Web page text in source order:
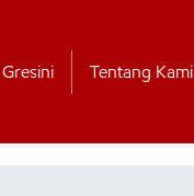
Tentang Kami